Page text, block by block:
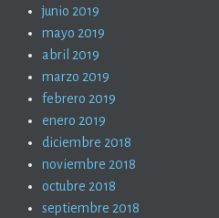
junio 2019
mayo 2019
abril 2019
marzo 2019
febrero 2019
enero 2019
diciembre 2018
noviembre 2018
octubre 2018
septiembre 2018